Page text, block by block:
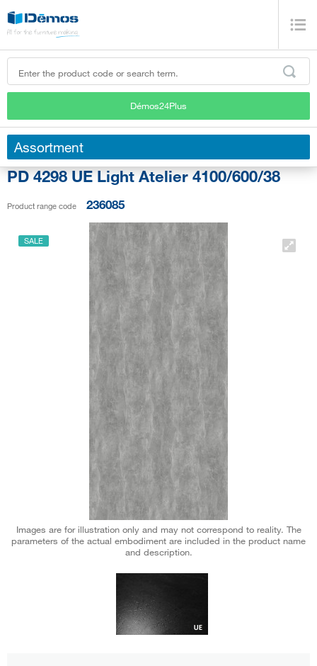
Démos24Plus
Assortment
PD 4298 UE Light Atelier 4100/600/38
Product range code 236085
SALE
Images are for illustration only and may not correspond to reality. The
parameters of the actual embodiment are included in the product name
and description.